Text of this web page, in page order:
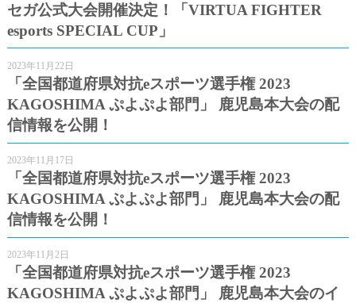
セガ公式大会開催決定！「VIRTUA FIGHTER
esports SPECIAL CUP」
2023年11月22日
「全国都道府県対抗eスポーツ選手権 2023
KAGOSHIMA ぷよぷよ部門」 鹿児島本大会の配
信情報を公開！
2023年11月17日
「全国都道府県対抗eスポーツ選手権 2023
KAGOSHIMA ぷよぷよ部門」 鹿児島本大会の配
信情報を公開！
2023年11月2日
「全国都道府県対抗eスポーツ選手権 2023
KAGOSHIMA ぷよぷよ部門」 鹿児島本大会のイ